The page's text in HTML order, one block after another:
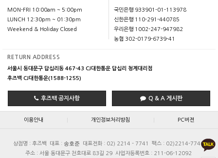
MON-FRI 10:00am ~ 5:00pm
LUNCH 12:30pm ~ 01:30pm
Weekend & Holiday Closed
국민은행 933901-01-113978
신한은행 110-291-440785
우리은행 1002-247-947982
농협 302-0179-6739-41
RETURN ADDRESS
서울시 동대문구 답십리동 467-43 CJ대한통운 답십리 청계대리점
후즈백 CJ대한통운(1588-1255)
후즈백 공지사항 Q & A 게시판
이용안내 | 개인정보처리방침 | PC버젼
상점명 : 후즈백 대표 : 송호준 대표전화 : 02) 2214 - 7741
팩스 : 02)2214-7740
주소 : 서울 동대문구 천호대로 83길 29 사업자등록번호 : 211-06-12092